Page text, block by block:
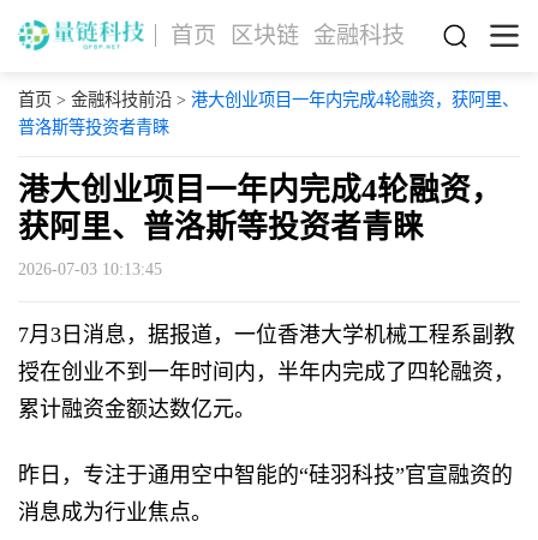
首页 区块链 金融科技
首页 > 金融科技前沿> 港大创业项目一年内完成4轮融资，获阿里、
普洛斯等投资者青睐
港大创业项目一年内完成4轮融资，
获阿里、普洛斯等投资者青睐
2026-07-03 10:13:45
7月3日消息，据报道，一位香港大学机械工程系副教
授在创业不到一年时间内，半年内完成了四轮融资，
累计融资金额达数亿元。
昨日，专注于通用空中智能的“硅羽科技”官宣融资的
消息成为行业焦点。